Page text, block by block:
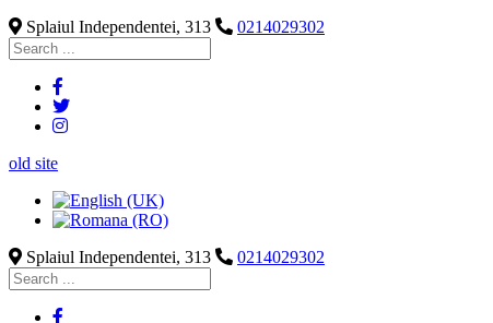
Splaiul Independentei, 313
0214029302
old site
Splaiul Independentei, 313 0214029302